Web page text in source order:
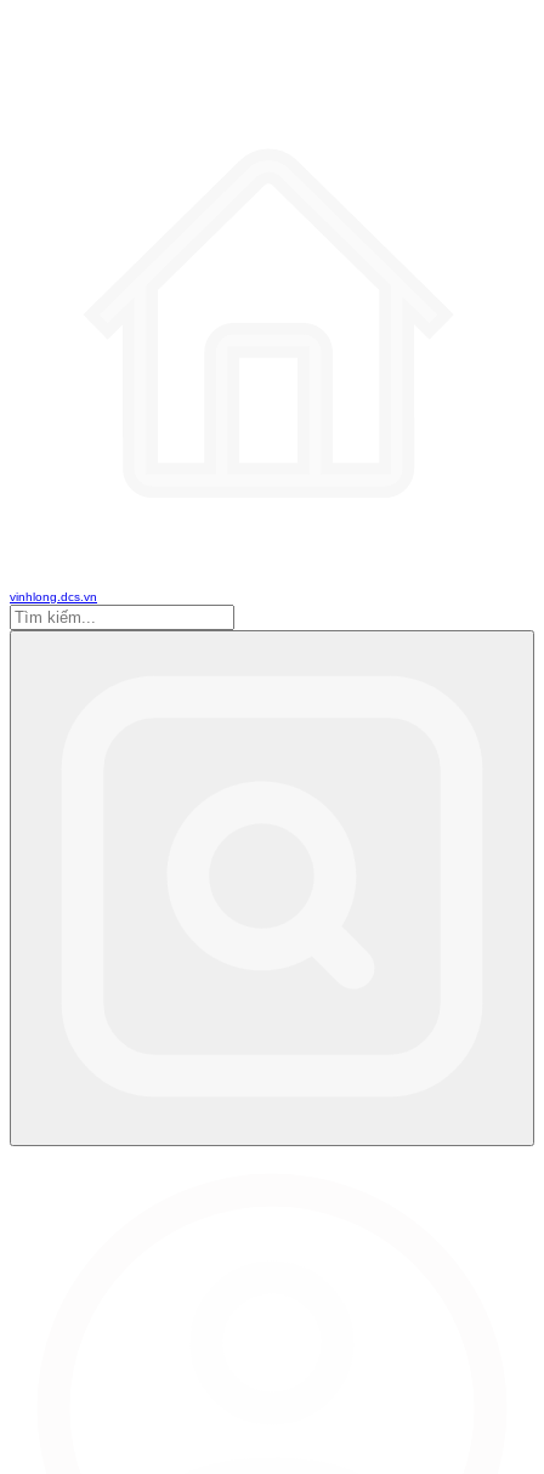
vinhlong.dcs.vn